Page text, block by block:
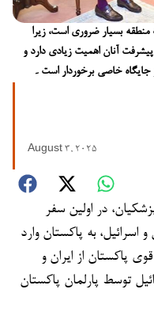
منطقه بسیار ضروری است، زیرا
آنان اهمیت زیادی دارد و
جایگاه خاصی برخوردار است۔
August 3, 2025
در اولین سفر
۱۲ روزه ایران و اسرائیل، به پاکستان وارد
پاکستان از ایران و
توسط پارلمان پاکستان